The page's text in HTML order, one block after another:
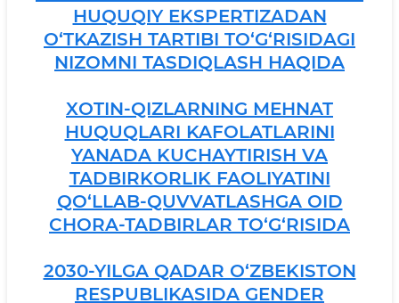
HUQUQIY EKSPERTIZADAN
O‘TKAZISH TARTIBI TO‘G‘RISIDAGI
NIZOMNI TASDIQLASH HAQIDA
XOTIN-QIZLARNING MEHNAT
HUQUQLARI KAFOLATLARINI
YANADA KUCHAYTIRISH VA
TADBIRKORLIK FAOLIYATINI
QO‘LLAB-QUVVATLASHGA OID
CHORA-TADBIRLAR TO‘G‘RISIDA
2030-YILGA QADAR O‘ZBEKISTON
RESPUBLIKASIDA GENDER